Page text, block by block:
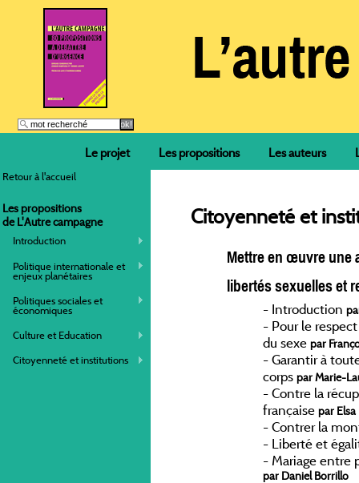
Le projet Les propositions Les auteurs
Retour à l'accueil
Les propositions
de L'Autre campagne
Introduction
Politique internationale et
enjeux planétaires
Politiques sociales et
économiques
Culture et Education
Citoyenneté et institutions
Citoyenneté et
Mettre en œuvre une
libertés sexuelles et
- Introduction
- Pour le
du sexe par
-Garantir à
corps par Marie-
-Contre la
française par
-Contrer la
- Liberté et
- Mariage entre
par Daniel Borrillo